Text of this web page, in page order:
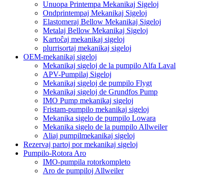
Unuopa Printempa Mekanikaj Sigeloj
Ondprintempaj Mekanikaj Sigeloj
Elastomeraj Bellow Mekanikaj Sigeloj
Metalaj Bellow Mekanikaj Sigeloj
Kartoĉaj mekanikaj sigeloj
plurrisortaj mekanikaj sigeloj
OEM-mekanikaj sigeloj
Mekanikaj sigeloj de la pumpilo Alfa Laval
APV-Pumpilaj Sigeloj
Mekanikaj sigeloj de pumpilo Flygt
Mekanikaj sigeloj de Grundfos Pump
IMO Pump mekanikaj sigeloj
Fristam-pumpilo mekanikaj sigeloj
Mekanika sigelo de pumpilo Lowara
Mekanika sigelo de la pumpilo Allweiler
Aliaj pumpilmekanikaj sigeloj
Rezervaj partoj por mekanikaj sigeloj
Pumpilo-Rotora Aro
IMO-pumpila rotorkompleto
Aro de pumpiloj Allweiler